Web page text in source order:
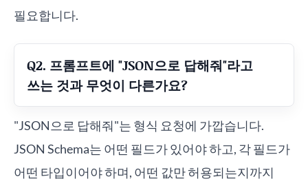
필요합니다.
Q2. 프롬프트에 "JSON으로 답해줘"라고
쓰는 것과 무엇이 다른가요?
"JSON으로 답해줘"는 형식 요청에 가깝습니다.
JSON Schema는 어떤 필드가 있어야 하고, 각 필드가
어떤 타입이어야 하며, 어떤 값만 허용되는지까지